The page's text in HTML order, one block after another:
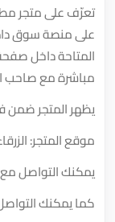
تعرّف على متجر
على منصة سوق
المتاحة داخل
مباشرة مع صاحب
يظهر المتجر ضمن
موقع المتجر:
يمكنك التواصل مع
كما يمكنك